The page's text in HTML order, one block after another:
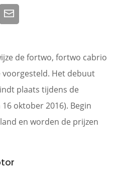
de fortwo, fortwo cabrio
Het debuut
plaats tijdens de
oktober 2016). Begin
en worden de prijzen